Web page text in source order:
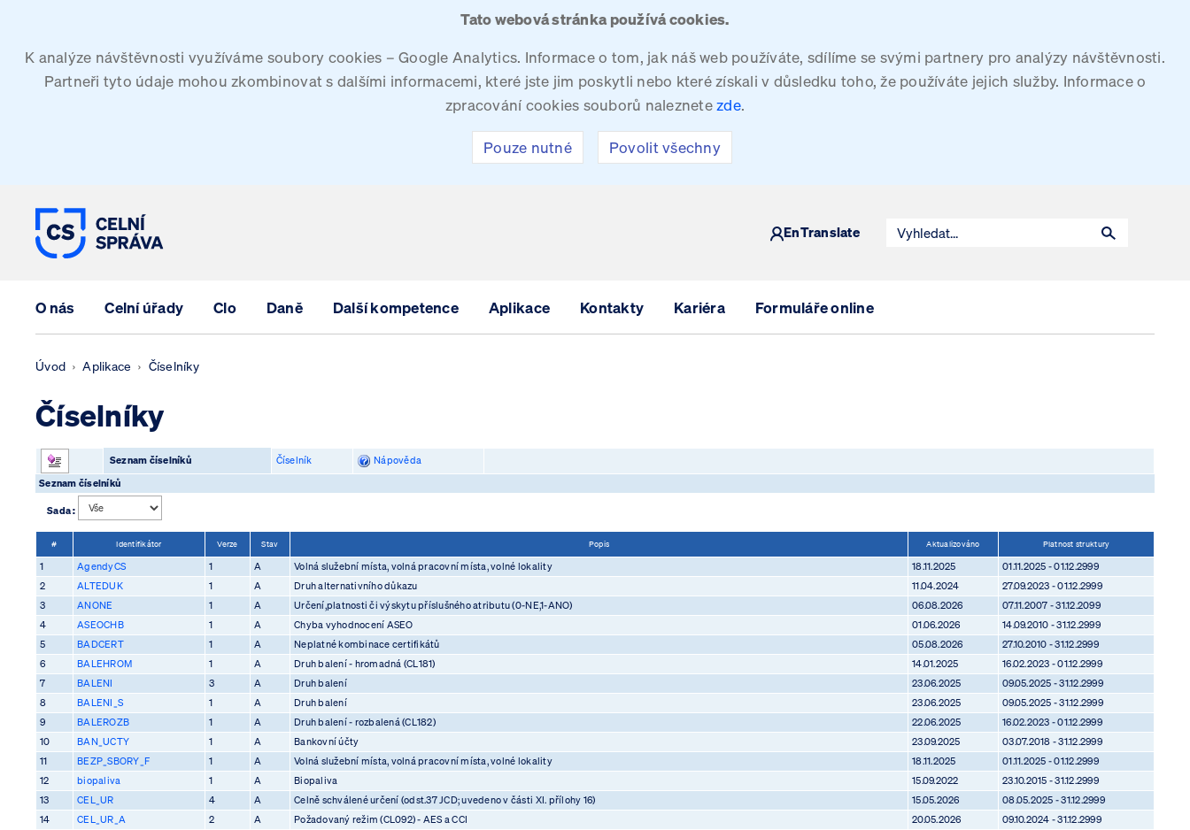
Tato webová stránka používá cookies.
K analýze návštěvnosti využíváme soubory cookies – Google Analytics. Informace o tom, jak náš web používáte, sdílíme se svými partnery pro analýzy návštěvnosti.
Partneři tyto údaje mohou zkombinovat s dalšími informacemi, které jste jim poskytli nebo které získali v důsledku toho, že používáte jejich služby. Informace o
zpracování cookies souborů naleznetezde.
Pouze nutné Povolit všechny
EnTranslate
O nás Celní úřady Clo Daně Další kompetence Aplikace Kontakty Kariéra Formuláře online
Úvod Aplikace Číselníky
Číselníky
Seznam číselníků Číselník
Nápověda
Seznam číselníků
Sada :
# Identifikátor Verze Stav Popis Aktualizováno Platnost struktury
1 AgendyCS 1 A Volná služební místa, volná pracovní místa, volné lokality 18.11.2025
01.11.2025 - 01.12.2999
2
ALTEDUK 1 A Druh alternativního důkazu 11.04.2024
27.09.2023 - 01.12.2999
3
ANONE 1 A Určení,platnosti či výskytu příslušného atributu (0-NE,1-ANO) 06.08.2026
07.11.2007 - 31.12.2099
4
ASEOCHB 1 A Chyba vyhodnocení ASEO 01.06.2026
14.09.2010 - 31.12.2999
5
BADCERT 1 A Neplatné kombinace certifikátů 05.08.2026
27.10.2010 - 31.12.2999
6
BALEHROM 1 A Druh balení - hromadná (CL181) 14.01.2025
16.02.2023 - 01.12.2999
7
BALENI 3 A Druh balení 23.06.2025
09.05.2025 - 31.12.2999
8
BALENI_S 1 A Druh balení 23.06.2025
09.05.2025 - 31.12.2999
9
BALEROZB 1 A Druh balení - rozbalená (CL182) 22.06.2025
16.02.2023 - 01.12.2999
10
BAN_UCTY 1 A Bankovní účty 23.09.2025
03.07.2018 - 31.12.2999
11
BEZP_SBORY_F 1 A Volná služební místa, volná pracovní místa, volné lokality 18.11.2025
01.11.2025 - 01.12.2999
12
biopaliva 1 A Biopaliva 15.09.2022
23.10.2015 - 31.12.2999
13
CEL_UR 4 A Celně schválené určení (odst.37 JCD; uvedeno v části XI. přílohy 16) 15.05.2026
08.05.2025 - 31.12.2999
14
CEL_UR_A 2 A Požadovaný režim (CL092) - AES a CCI 20.05.2026
09.10.2024 - 31.12.2999